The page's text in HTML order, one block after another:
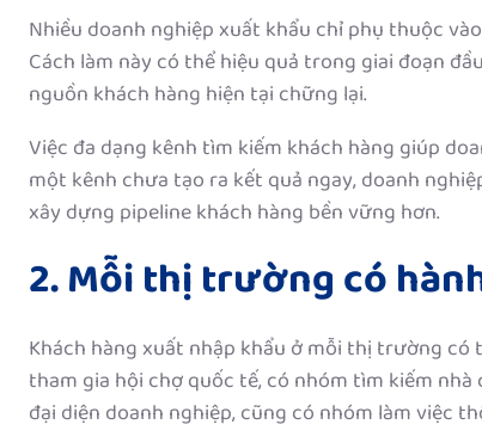
Nhiều doanh nghiệp xuất khẩu chỉ phụ thuộc
Cách làm này có thể hiệu quả trong giai đoạn
nguồn khách hàng hiện tại chững lại.
Việc đa dạng kênh tìm kiếm khách hàng giúp
một kênh chưa tạo ra kết quả ngay, doanh
xây dựng pipeline khách hàng bền vững hơn.
2. Mỗi thị trường có
Khách hàng xuất nhập khẩu ở mỗi thị trường
tham gia hội chợ quốc tế, có nhóm tìm kiếm
đại diện doanh nghiệp, cũng có nhóm làm việc